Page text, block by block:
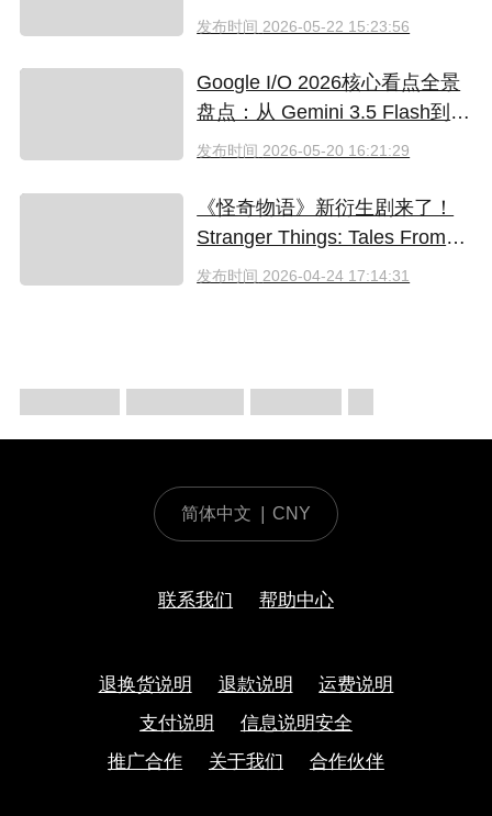
（2026）
发布时间 2026-05-22 15:23:56
Google I/O 2026核心看点全景
盘点：从 Gemini 3.5 Flash到全
新AI智能体生态
发布时间 2026-05-20 16:21:29
《怪奇物语》新衍生剧来了！
Stranger Things: Tales From
'85 好看吗？附奈飞拼车低价观
发布时间 2026-04-24 17:14:31
简体中文 CNY
联系我们 帮助中心
退换货说明 退款说明
运费说明
支付说明
信息说明安全
推广合作
关于我们 合作伙伴